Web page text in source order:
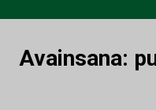
Avainsana: